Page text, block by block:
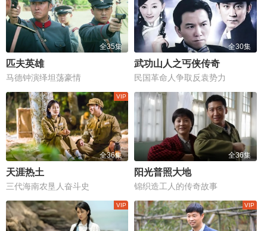
全35集
匹夫英雄
马德钟演绎坦荡豪情
全30集
武功山人之丐侠传奇
民国革命人争取反袁势力
全36集
天涯热土
三代海南农垦人奋斗史
全36集
阳光普照大地
锦织造工人的传奇故事